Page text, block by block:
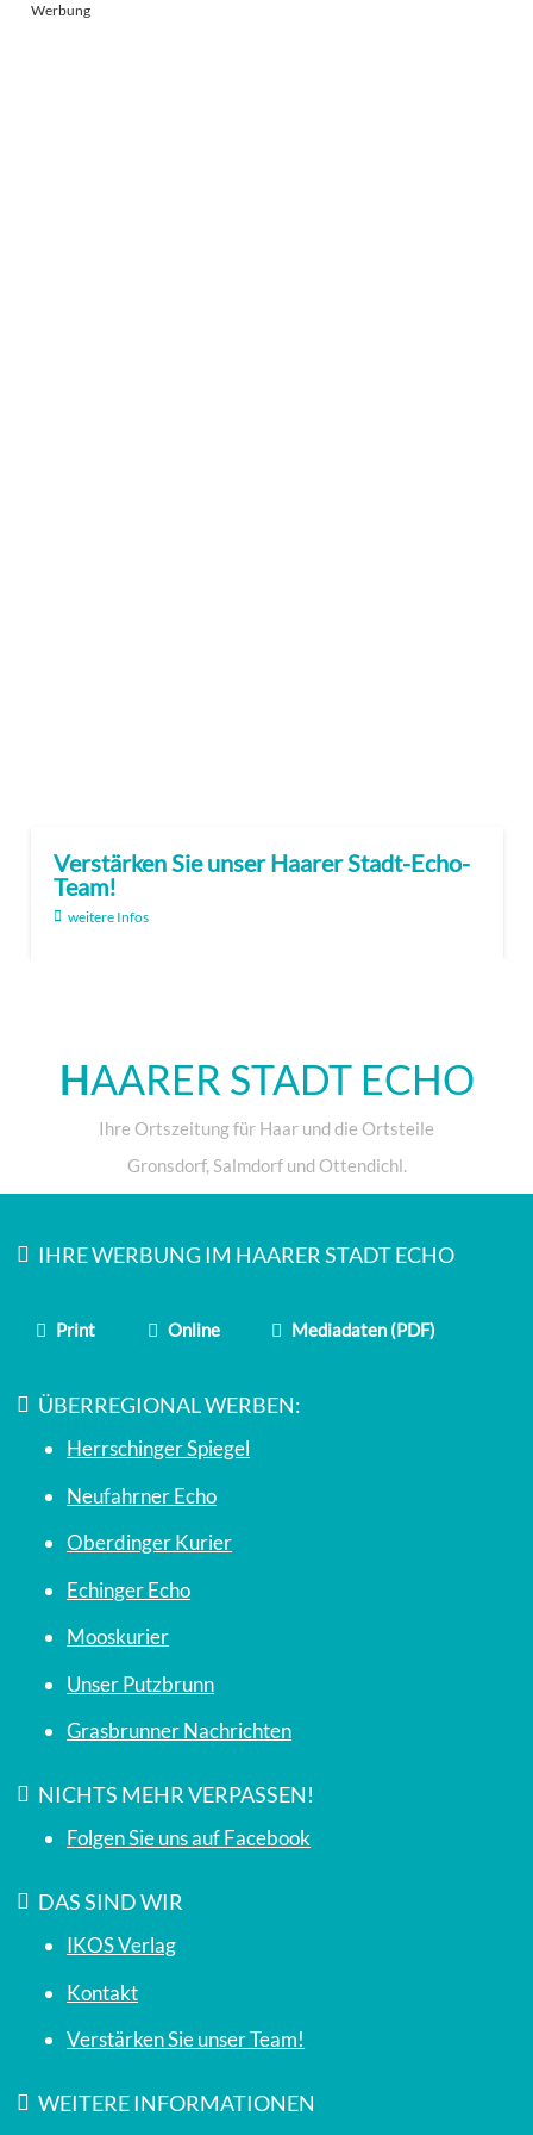
Werbung
Verstärken Sie unser Haarer Stadt-Echo-
Team!
weitere Infos
HAARER STADT ECHO
Ihre Ortszeitung für Haar und die Ortsteile
Gronsdorf, Salmdorf und Ottendichl.
IHRE WERBUNG IM HAARER STADT ECHO
Print Online Mediadaten (PDF)
ÜBERREGIONAL WERBEN:
Herrschinger Spiegel
Neufahrner Echo
Oberdinger Kurier
Echinger Echo
Mooskurier
Unser Putzbrunn
Grasbrunner Nachrichten
NICHTS MEHR VERPASSEN!
Folgen Sie uns auf Facebook
DAS SIND WIR
IKOS Verlag
Kontakt
Verstärken Sie unser Team!
WEITERE INFORMATIONEN